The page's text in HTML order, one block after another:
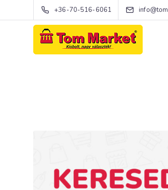
+36-70-516-6061